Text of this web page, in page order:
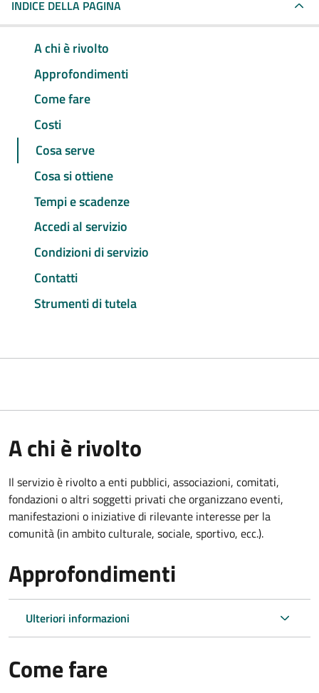
INDICE DELLA PAGINA
A chi è rivolto
Approfondimenti
Come fare
Costi
Cosa serve
Cosa si ottiene
Tempi e scadenze
Accedi al servizio
Condizioni di servizio
Contatti
Strumenti di tutela
A chi è rivolto
Il servizio è rivolto a enti pubblici, associazioni, comitati,
fondazioni o altri soggetti privati che organizzano eventi,
manifestazioni o iniziative di rilevante interesse per la
comunità (in ambito culturale, sociale, sportivo, ecc.).
Approfondimenti
Ulteriori informazioni
Come fare